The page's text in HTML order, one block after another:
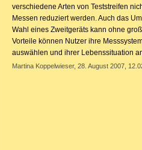
verschiedene Arten von Teststreifen
Messen reduziert werden. Auch das
Wahl eines Zweitgeräts kann ohne
Vorteile können Nutzer ihre
auswählen und ihrer Lebenssituation
Martina Koppelwieser, 28. August 2007,